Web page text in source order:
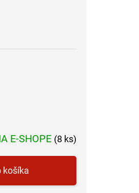
E-SHOPE (8 ks)
košíka